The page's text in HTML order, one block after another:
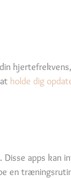
holde dig
apps kan
en